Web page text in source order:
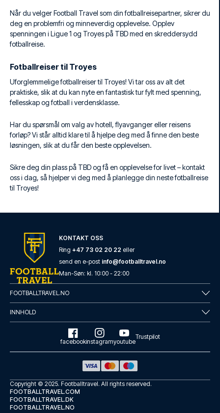
Når du velger Football Travel som din fotballreisepartner, sikrer du
deg en problemfri og minneverdig opplevelse. Opplev
spenningen i Ligue 1 og Troyes på TBD med en skreddersydd
fotballreise.
Fotballreiser til Troyes
Uforglemmelige fotballreiser til Troyes! Vi tar oss av alt det
praktiske, slik at du kan nyte en fantastisk tur fylt med spenning,
fellesskap og fotball i verdensklasse.
Har du spørsmål om valg av hotell, flyavganger eller reisens
forløp? Vi står alltid klare til å hjelpe deg med å finne den beste
løsningen, slik at du får den beste opplevelsen.
Sikre deg din plass på TBD og få en opplevelse for livet – kontakt
oss i dag, så hjelper vi deg med å planlegge din neste fotballreise
til Troyes!
KONTAKT OSS
Ring +47 73 02 20 22 eller
send en e-post info@footballtravel.no
Man-Søn: kl. 10:00 - 22:00
FOOTBALLTRAVEL.NO
INNHOLD
facebookinstagramyoutube
Trustpilot
Copyright © 2025. Footballtravel. All rights reserved.
FOOTBALLTRAVEL.COM
FOOTBALLTRAVEL.DK
FOOTBALLTRAVEL.NO